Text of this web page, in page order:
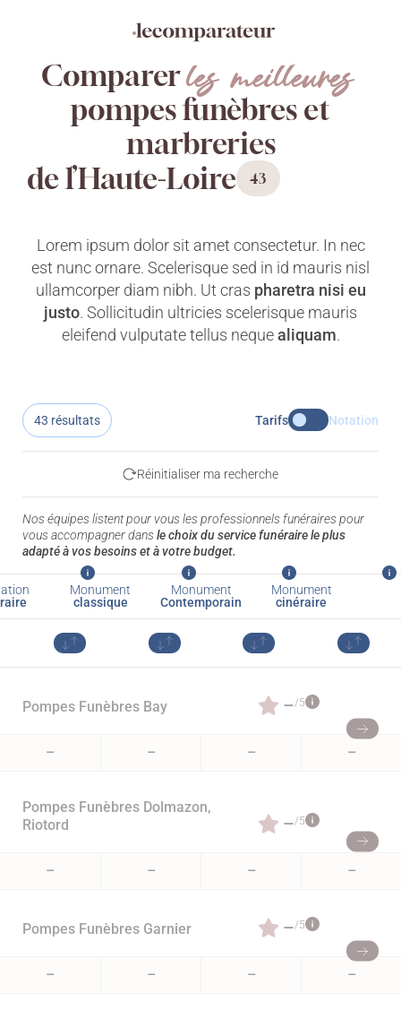
contenuComparerles meilleures
pompes funèbres et
marbreries
de l’Haute-Loire
43
Lorem ipsum dolor sit amet consectetur. In nec
est nunc ornare. Scelerisque sed in id mauris nisl
ullamcorper diam nibh. Ut cras pharetra nisi eu
justo. Sollicitudin ultricies scelerisque mauris
eleifend vulputate tellus nequealiquam.
43 résultats Tarifs Notation
Réinitialiser ma recherche
Nos équipes listent pour vous les professionnels funéraires pour
vous accompagner dansle choix du service funéraire le plus
adapté à vos besoins et à votre budget.
Monument
classique
Monument
Contemporain
Monument
cinéraire
Pompes Funèbres Bay –/5
– – – –
Pompes Funèbres Dolmazon,
Riotord
–/5
– – – –
Pompes Funèbres Garnier –/5
– – – –